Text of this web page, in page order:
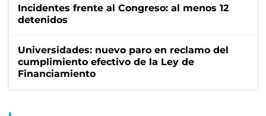
Incidentes frente al Congreso: al menos 12
detenidos
Universidades: nuevo paro en reclamo del
cumplimiento efectivo de la Ley de
Financiamiento